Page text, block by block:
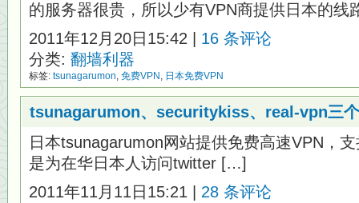
的服务器很贵，所以少有VPN商提供日本的
2011年12月20日15:42 | 16 条评论
分类: 翻墙利器
标签: tsunagarumon, 免费VPN , 日本免费VPN
tsunagarumon、securitykiss、real-vpn三个
日本tsunagarumon网站提供免费高速VPN，
是为在华日本人访问twitter […]
2011年11月11日15:21 | 28 条评论